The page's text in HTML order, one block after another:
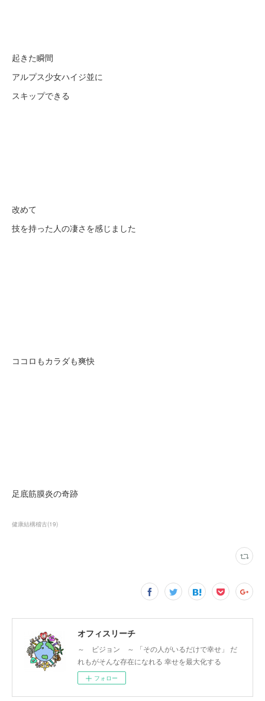
起きた瞬間
アルプス少女ハイジ並に
スキップできる
改めて
技を持った人の凄さを感じました
ココロもカラダも爽快
足底筋膜炎の奇跡
健康結構稽古(19)
オフィスリーチ
～ ビジョン ～ 「その人がいるだけで幸せ」 だ
れもがそんな存在になれる 幸せを最大化する
フォロー